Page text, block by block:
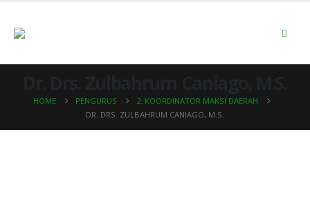
HOME PENGURUS
2. KOORDINATOR MAKSI DAERAH
DR. DRS. ZULBAHRUM CANIAGO, M.S.